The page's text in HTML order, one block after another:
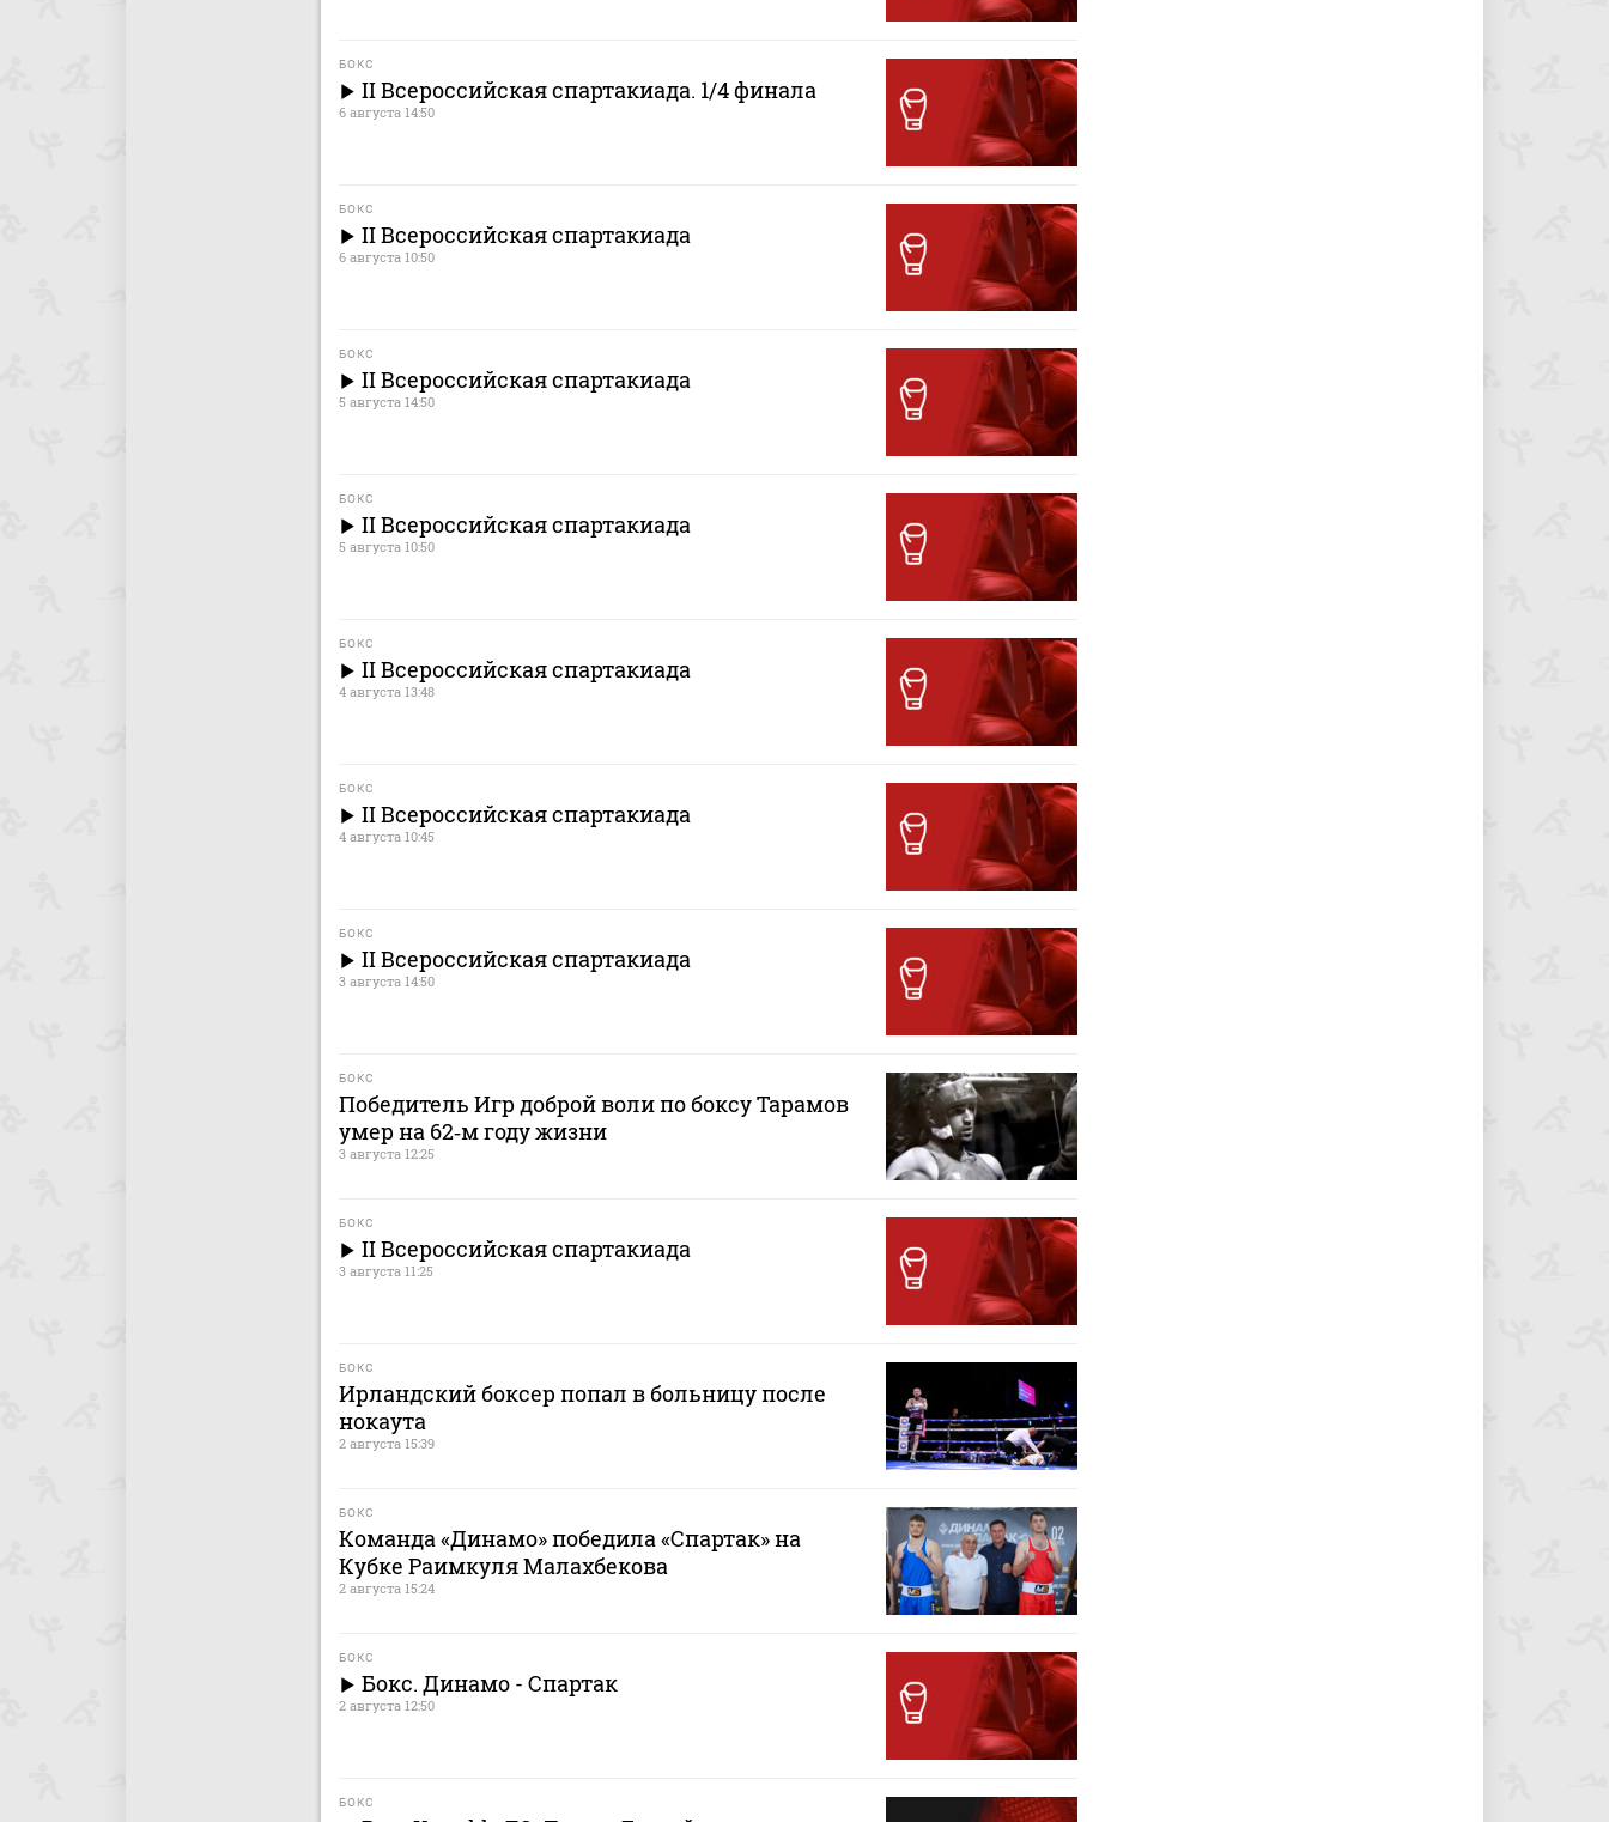
БОКС
II Всероссийская спартакиада. 1/4 финала
6 августа 14:50
БОКС
II Всероссийская спартакиада
6 августа 10:50
БОКС
II Всероссийская спартакиада
5 августа 14:50
БОКС
II Всероссийская спартакиада
5 августа 10:50
БОКС
II Всероссийская спартакиада
4 августа 13:48
БОКС
II Всероссийская спартакиада
4 августа 10:45
БОКС
II Всероссийская спартакиада
3 августа 14:50
БОКС
Победитель Игр доброй воли по боксу Тарамов
умер на 62‑м году жизни
3 августа 12:25
БОКС
II Всероссийская спартакиада
3 августа 11:25
БОКС
Ирландский боксер попал в больницу после
нокаута
2 августа 15:39
БОКС
Команда «Динамо» победила «Спартак» на
Кубке Раимкуля Малахбекова
2 августа 15:24
БОКС
Бокс. Динамо - Спартак
2 августа 12:50
БОКС